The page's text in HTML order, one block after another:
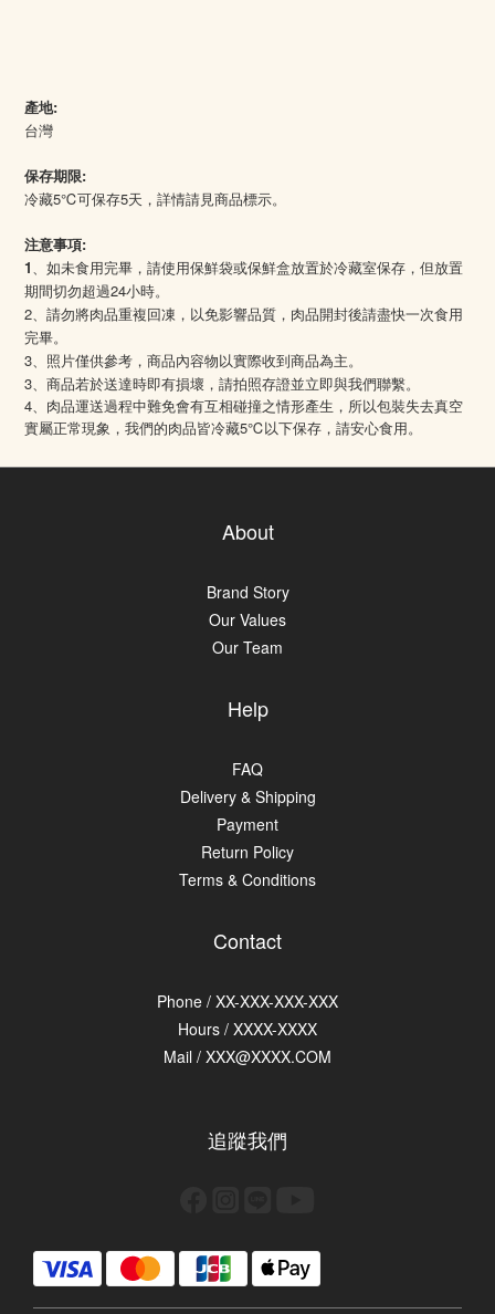
產地:
台灣
保存期限:
冷藏5℃可保存5天，詳情請見商品標示。
注意事項:
1、如未食用完畢，請使用保鮮袋或保鮮盒放置於冷藏室保存，但放置
期間切勿超過24小時。
2、請勿將肉品重複回凍，以免影響品質，肉品開封後請盡快一次食用
完畢。
3、照片僅供參考，商品內容物以實際收到商品為主。
3、商品若於送達時即有損壞，請拍照存證並立即與我們聯繫。
4、肉品運送過程中難免會有互相碰撞之情形產生，所以包裝失去真空
實屬正常現象，我們的肉品皆冷藏5℃ 以下保存，請安心食用。
About
Brand Story
Our Values
Our Team
Help
FAQ
Delivery & Shipping
Payment
Return Policy
Terms & Conditions
Contact
Phone / XX-XXX-XXX-XXX
Hours / XXXX-XXXX
Mail / XXX@XXXX.COM
追蹤我們